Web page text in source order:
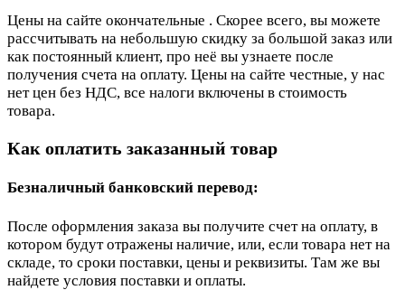
Цены на сайте окончательные . Скорее всего, вы можете
рассчитывать на небольшую скидку за большой заказ или
как постоянный клиент, про неё вы узнаете после
получения счета на оплату. Цены на сайте честные, у нас
нет цен без НДС, все налоги включены в стоимость
товара.
Как оплатить заказанный товар
Безналичный банковский перевод:
После оформления заказа вы получите счет на оплату, в
котором будут отражены наличие, или, если товара нет на
складе, то сроки поставки, цены и реквизиты. Там же вы
найдете условия поставки и оплаты.